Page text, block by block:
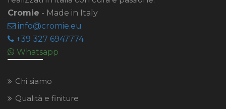
Cromie - Made in Italy
info
cromie eu
+39 327 6947774
Whatsapp
Chi siamo
Qualità e finiture